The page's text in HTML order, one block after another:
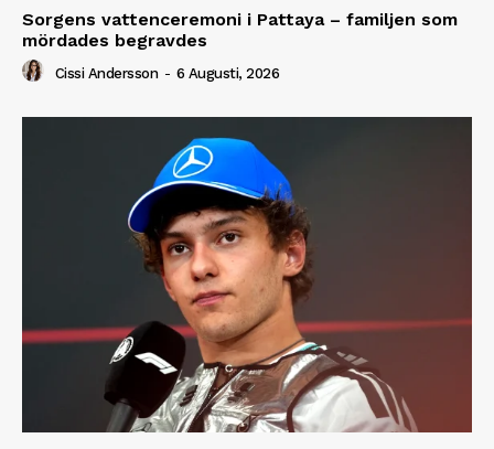
Sorgens vattenceremoni i Pattaya – familjen som
mördades begravdes
Cissi Andersson - 6 Augusti, 2026